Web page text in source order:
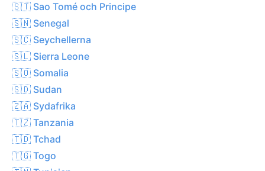
🇸🇹 Sao Tomé och Principe
🇸🇳 Senegal
🇸🇨 Seychellerna
🇸🇱 Sierra Leone
🇸🇴 Somalia
🇸🇩 Sudan
🇿🇦 Sydafrika
🇹🇿 Tanzania
🇹🇩 Tchad
🇹🇬 Togo